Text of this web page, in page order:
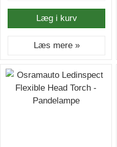
Læg i kurv
Læs mere »